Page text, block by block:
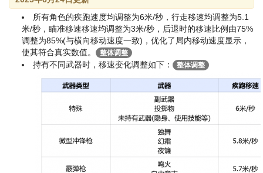
所有角色的疾跑速度均调整为6米/秒，行走移速均调整为5.1
米/秒，瞄准移速移速均调整为3米/秒，后退时的移速比例由75%
调整为85%(与横向移动速度一致)，优化了局内移动速度显示，
使其符合真实数值。 整体调整
持有不同武器时，移速变化调整如下： 整体调整